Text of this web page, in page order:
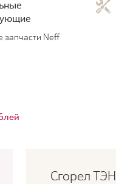
Neff
Сгорел ТЭН